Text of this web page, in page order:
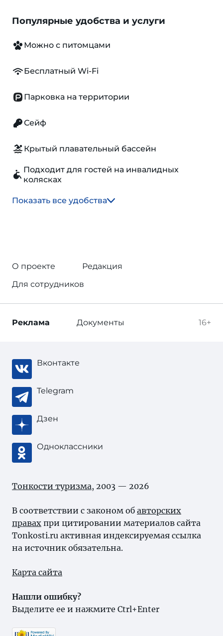
Популярные удобства и услуги
Можно с питомцами
Бесплатный Wi-Fi
Парковка на территории
Сейф
Крытый плавательный бассейн
Подходит для гостей на инвалидных
колясках
Показать все удобства
О проекте
Редакция
Для сотрудников
16+
Реклама Документы
Вконтакте
Telegram
Дзен
Одноклассники
Тонкости туризма, 2003 — 2026
В соответствии с законом об авторских
правах при цитировании материалов сайта
Tonkosti.ru активная индексируемая ссылка
на источник обязательна.
Карта сайта
Нашли ошибку?
Выделите ее и нажмите Ctrl+Enter